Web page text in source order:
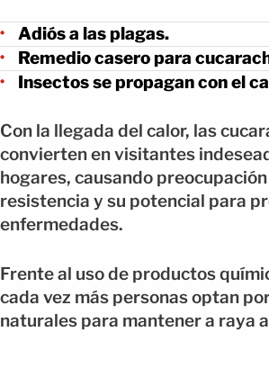
Adiós a las plagas.
Remedio casero para
Insectos se propagan con el
Con la llegada del calor, las
convierten en visitantes
hogares, causando
resistencia y su potencial para
enfermedades.
Frente al uso de productos
cada vez más personas optan
naturales para mantener a raya